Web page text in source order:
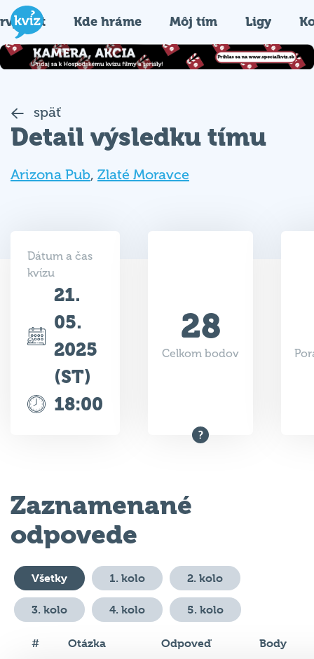
Kde hráme Môj tím Ligy
späť
Detail výsledku tímu
Arizona Pub, Zlaté Moravce
Dátum a čas
kvízu
21.
05.
2025
(ST)
18:00
28
Celkom bodov
Zaznamenané
odpovede
Všetky 1. kolo 2. kolo
3. kolo 4. kolo 5. kolo
# Otázka Odpoveď Body